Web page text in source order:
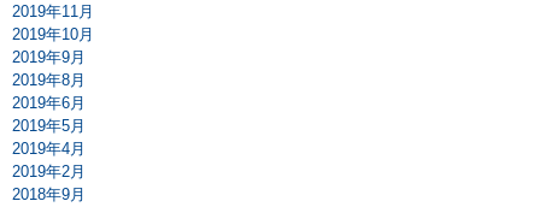
2019年11月
2019年10月
2019年9月
2019年8月
2019年6月
2019年5月
2019年4月
2019年2月
2018年9月